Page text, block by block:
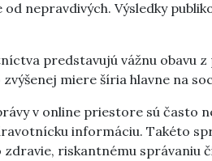
nepravdivých. Výsledky
predstavujú vážnu obavu z
miere šíria hlavne na
v online priestore sú často
informáciu. Takéto
riskantnému správaniu